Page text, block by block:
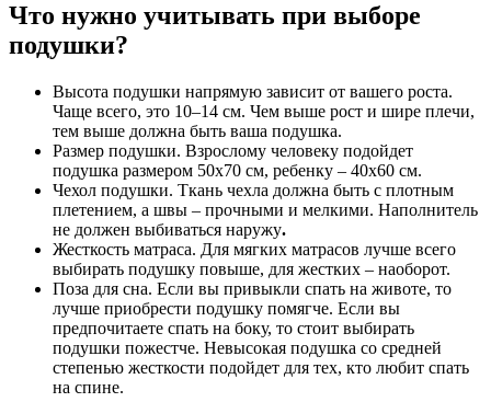
Что нужно учитывать при выборе
подушки?
Высота подушки напрямую зависит от вашего роста.
Чаще всего, это 10–14 см. Чем выше рост и шире плечи,
тем выше должна быть ваша подушка.
Размер подушки. Взрослому человеку подойдет
подушка размером 50х70 см, ребенку – 40х60 см.
Чехол подушки. Ткань чехла должна быть с плотным
плетением, а швы – прочными и мелкими. Наполнитель
не должен выбиваться наружу.
Жесткость матраса. Для мягких матрасов лучше всего
выбирать подушку повыше, для жестких – наоборот.
Поза для сна. Если вы привыкли спать на животе, то
лучше приобрести подушку помягче. Если вы
предпочитаете спать на боку, то стоит выбирать
подушки пожестче. Невысокая подушка со средней
степенью жесткости подойдет для тех, кто любит спать
на спине.